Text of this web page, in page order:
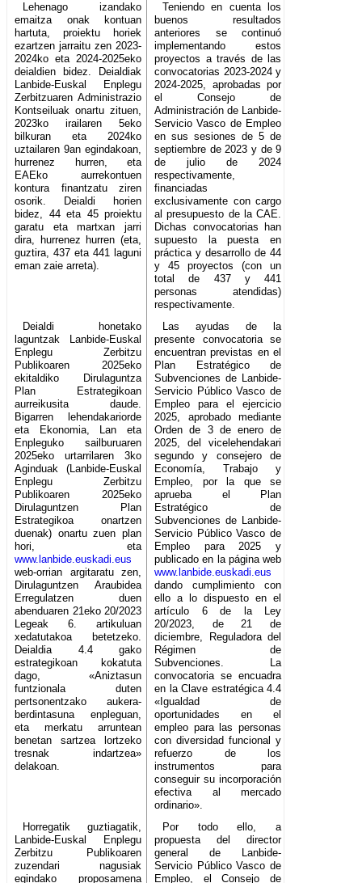
Lehenago izandako
emaitza onak kontuan
hartuta, proiektu horiek
ezartzen jarraitu zen 2023-
2024ko eta 2024-2025eko
deialdien bidez. Deialdiak
Lanbide-Euskal Enplegu
Zerbitzuaren Administrazio
Kontseiluak onartu zituen,
2023ko irailaren 5eko
bilkuran eta 2024ko
uztailaren 9an egindakoan,
hurrenez hurren, eta
EAEko aurrekontuen
kontura finantzatu ziren
osorik. Deialdi horien
bidez, 44 eta 45 proiektu
garatu eta martxan jarri
dira, hurrenez hurren (eta,
guztira, 437 eta 441 laguni
eman zaie arreta).
Teniendo en cuenta los
buenos resultados
anteriores se continuó
implementando estos
proyectos a través de las
convocatorias 2023-2024 y
2024-2025, aprobadas por
el Consejo de
Administración de Lanbide-
Servicio Vasco de Empleo
en sus sesiones de 5 de
septiembre de 2023 y de 9
de julio de 2024
respectivamente,
financiadas
exclusivamente con cargo
al presupuesto de la CAE.
Dichas convocatorias han
supuesto la puesta en
práctica y desarrollo de 44
y 45 proyectos (con un
total de 437 y 441
personas atendidas)
respectivamente.
Deialdi honetako
laguntzak Lanbide-Euskal
Enplegu Zerbitzu
Publikoaren 2025eko
ekitaldiko Dirulaguntza
Plan Estrategikoan
aurreikusita daude.
Bigarren lehendakariorde
eta Ekonomia, Lan eta
Enpleguko sailburuaren
2025eko urtarrilaren 3ko
Aginduak (Lanbide-Euskal
Enplegu Zerbitzu
Publikoaren 2025eko
Dirulaguntzen Plan
Estrategikoa onartzen
duenak) onartu zuen plan
hori, eta
www.lanbide.euskadi.eus
web-orrian argitaratu zen,
Dirulaguntzen Araubidea
Erregulatzen duen
abenduaren 21eko 20/2023
Legeak 6. artikuluan
xedatutakoa betetzeko.
Deialdia 4.4 gako
estrategikoan kokatuta
dago, «Aniztasun
funtzionala duten
pertsonentzako aukera-
berdintasuna enpleguan,
eta merkatu arruntean
benetan sartzea lortzeko
tresnak indartzea»
delakoan.
Las ayudas de la
presente convocatoria se
encuentran previstas en el
Plan Estratégico de
Subvenciones de Lanbide-
Servicio Público Vasco de
Empleo para el ejercicio
2025, aprobado mediante
Orden de 3 de enero de
2025, del vicelehendakari
segundo y consejero de
Economía, Trabajo y
Empleo, por la que se
aprueba el Plan
Estratégico de
Subvenciones de Lanbide-
Servicio Público Vasco de
Empleo para 2025 y
publicado en la página web
www.lanbide.euskadi.eus
dando cumplimiento con
ello a lo dispuesto en el
artículo 6 de la Ley
20/2023, de 21 de
diciembre, Reguladora del
Régimen de
Subvenciones. La
convocatoria se encuadra
en la Clave estratégica 4.4
«Igualdad de
oportunidades en el
empleo para las personas
con diversidad funcional y
refuerzo de los
instrumentos para
conseguir su incorporación
efectiva al mercado
ordinario».
Horregatik guztiagatik,
Lanbide-Euskal Enplegu
Zerbitzu Publikoaren
zuzendari nagusiak
egindako proposamena
Por todo ello, a
propuesta del director
general de Lanbide-
Servicio Público Vasco de
Empleo, el Consejo de